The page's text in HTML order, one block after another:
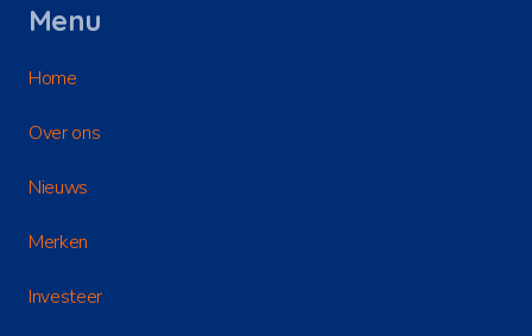
Menu
Home
Over ons
Nieuws
Merken
Investeer